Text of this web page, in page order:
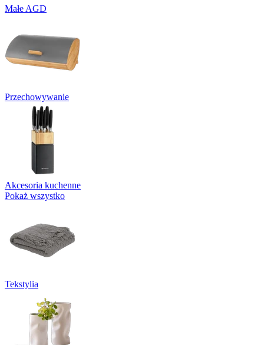
Małe AGD
Przechowywanie
Akcesoria kuchenne
Pokaż wszystko
Tekstylia